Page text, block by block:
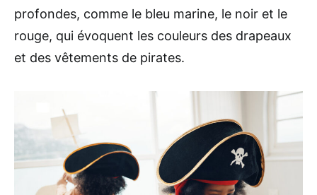
profondes, comme le bleu marine, le noir et le
rouge, qui évoquent les couleurs des drapeaux
et des vêtements de pirates.